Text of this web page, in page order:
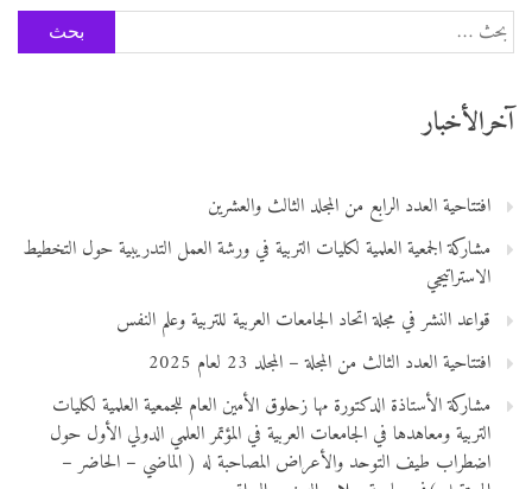
البحث
عن:
آخرالأخبار
افتتاحية العدد الرابع من المجلد الثالث والعشرين
مشاركة الجمعية العلمية لكليات التربية في ورشة العمل التدريبية حول التخطيط
الاستراتيجي
قواعد النشر في مجلة اتحاد الجامعات العربية للتربية وعلم النفس
افتتاحية العدد الثالث من المجلة – المجلد 23 لعام 2025
مشاركة الأستاذة الدكتورة مها زحلوق الأمين العام للجمعية العلمية لكليات
التربية ومعاهدها في الجامعات العربية في المؤتمر العلمي الدولي الأول حول
اضطراب طيف التوحد والأعراض المصاحبة له ( الماضي – الحاضر –